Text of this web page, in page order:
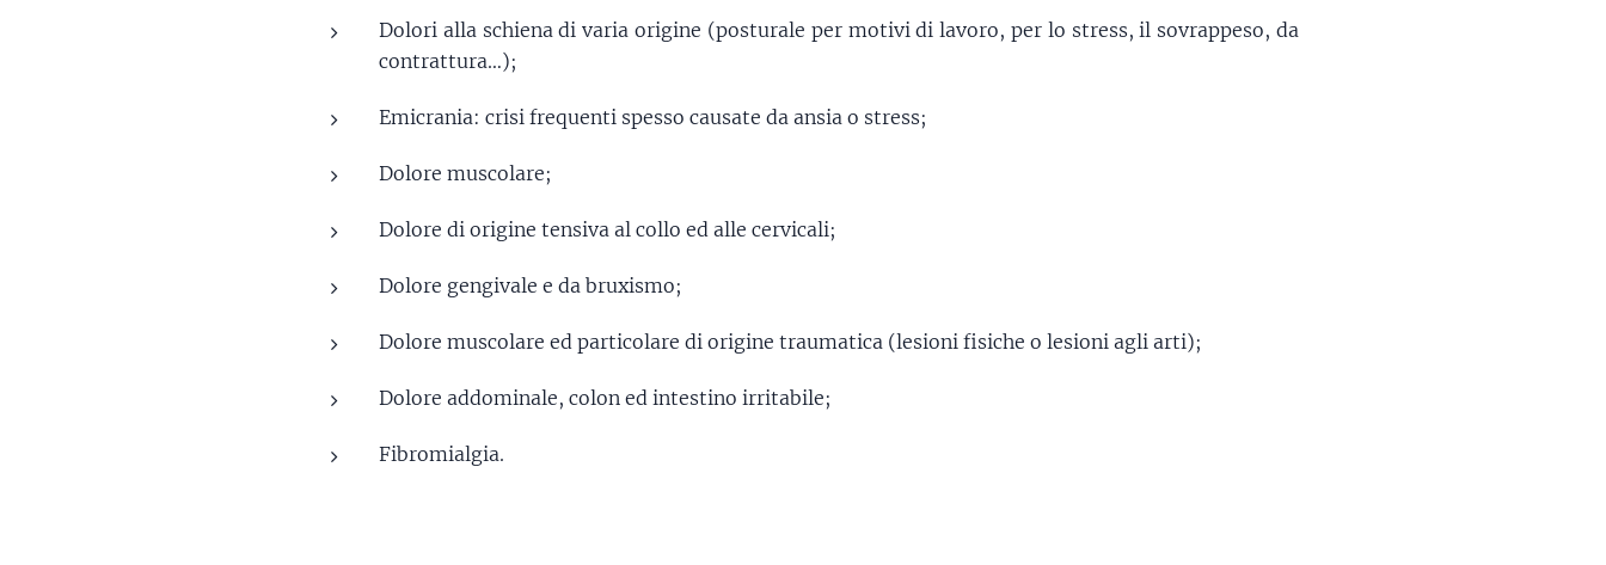
Dolori alla schiena di varia origine (posturale per motivi di lavoro, per lo stress, il sovrappeso, da
contrattura…);
Emicrania: crisi frequenti spesso causate da ansia o stress;
Dolore muscolare;
Dolore di origine tensiva al collo ed alle cervicali;
Dolore gengivale e da bruxismo;
Dolore muscolare ed particolare di origine traumatica (lesioni fisiche o lesioni agli arti);
Dolore addominale, colon ed intestino irritabile;
Fibromialgia.